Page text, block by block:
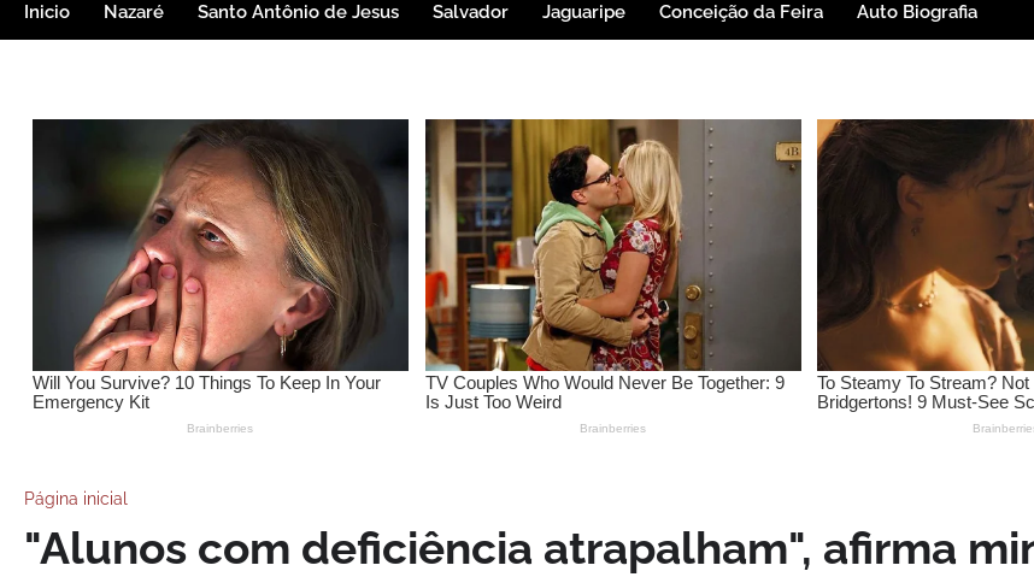
Inicio Nazaré Santo Antônio de Jesus Salvador Jaguaripe Conceição da Feira Auto Biografia
Página inicial
"Alunos com deficiência atrapalham", afirma